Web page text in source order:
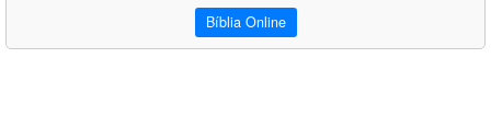
Bíblia Online